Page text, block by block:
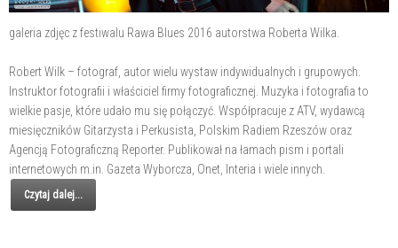
galeria zdjęc z festiwalu Rawa Blues 2016 autorstwa Roberta Wilka.
Robert Wilk – fotograf, autor wielu wystaw indywidualnych i grupowych.
Instruktor fotografii i właściciel firmy fotograficznej. Muzyka i fotografia to
wielkie pasje, które udało mu się połączyć. Współpracuje z ATV, wydawcą
miesięczników Gitarzysta i Perkusista, Polskim Radiem Rzeszów oraz
Agencją Fotograficzną Reporter. Publikował na łamach pism i portali
internetowych m.in. Gazeta Wyborcza, Onet, Interia i wiele innych.
Czytaj dalej...